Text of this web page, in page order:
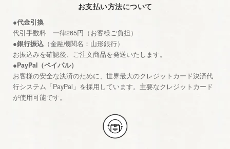
お支払い方法について
●代金引換
代引手数料 一律265円（お客様ご負担）
●銀行振込 （金融機関名：山形銀行）
お振込みを確認後、ご注文商品を発送いたします。
●PayPal（ペイパル）
お客様の安全な決済のために、世界最大のクレジットカード決済代
行システム「PayPal」を採用しています。主要なクレジットカード
が使用可能です。